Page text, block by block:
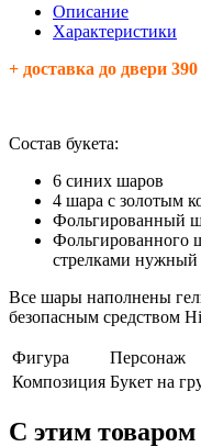
Описание
Характеристики
+ доставка до двери
Состав букета:
6 синих шаров
4 шара с золотым
Фольгированный
Фольгированного
стрелками нужный
Все шары наполнены
безопасным средством
Фигура
Персонаж
Композиция Букет на
С этим